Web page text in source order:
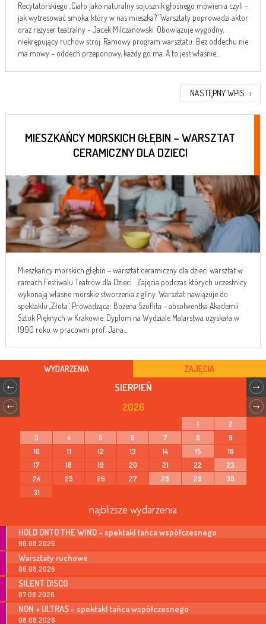
Recytatorskiego „Ciało jako naturalny sojusznik głośnego mówienia czyli -
jak wytresować smoka, który w nas mieszka?” Warsztaty poprowadzi aktor
oraz reżyser teatralny - Jacek Milczanowski. Obowiązuje wygodny,
niekrępujący ruchów strój. Ramowy program warsztatu: Bez oddechu nie
ma mowy – oddech przeponowy, każdy go ma. A to jest właśnie...
NASTĘPNY WPIS ›
MIESZKAŃCY MORSKICH GŁĘBIN – WARSZTAT
CERAMICZNY DLA DZIECI
Mieszkańcy morskich głębin – warsztat ceramiczny dla dzieci warsztat w
ramach Festiwalu Teatrów dla Dzieci Zajęcia podczas których uczestnicy
wykonają własne morskie stworzenia z gliny. Warsztat nawiązuje do
spektaklu „Złota”. Prowadząca: Bożena Szuflita – absolwentka Akademii
Sztuk Pięknych w Krakowie. Dyplom na Wydziale Malarstwa uzyskała w
1990 roku, w pracowni prof. Jana...
WYDARZENIA ZAJĘCIA
SIERPIEŃ
2026
1
2
3
4 5 6 7 8
9
10
11 12 13 14 15
16
17
18 19 20 21 22
23
24
25 26 27 28 29
30
31
najbliższe wydarzenia
HOLD ONTO THE WIND – spektakl tańca współczesnego
06.08.2026
Warsztaty ruchowe
06.08.2026
SILENT DISCO
07.08.2026
NON + ULTRAS – spektakl tańca współczesnego
08.08.2026